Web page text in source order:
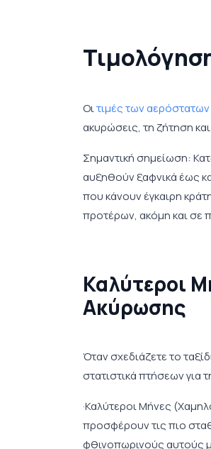
Οιτιμές των
ακυρώσεις, τη ζήτηση
Σημαντική σημείωση:
αυξηθούν ξαφνικά έως
που κάνουν έγκαιρη
προτέρων, ακόμη και σε
Καλύτεροι
Ακύρωσης
Όταν σχεδιάζετε το
στατιστικά πτήσεων για
·Καλύτεροι Μήνες
προσφέρουν τις πιο
φθινοπωρινούς αυτούς